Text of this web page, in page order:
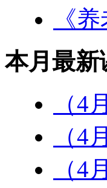
《
本月最新
（4
（4
（4